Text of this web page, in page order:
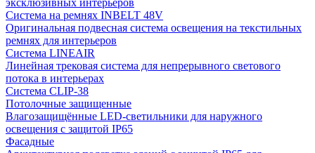
Система на ремнях INBELT 48V
Оригинальная подвесная система освещения на текстильных
ремнях для интерьеров
Система LINEAIR
Линейная трековая система для непрерывного светового
потока в интерьерах
Система CLIP-38
Потолочные защищенные
Влагозащищённые LED-светильники для наружного
освещения с защитой IP65
Фасадные